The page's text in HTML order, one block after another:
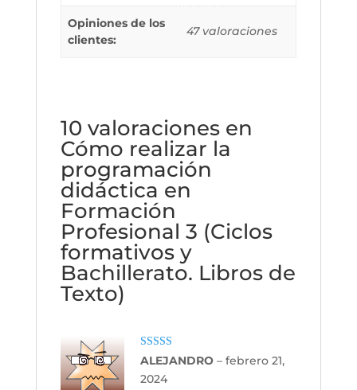
Opiniones de los
clientes:
47 valoraciones
10 valoraciones en
Cómo realizar la
programación
didáctica en
Formación
Profesional 3 (Ciclos
formativos y
Bachillerato. Libros de
Texto)
Valorado con
5 de 5
ALEJANDRO – febrero 21,
2024